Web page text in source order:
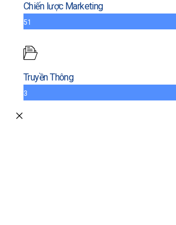
Chiến lược Marketing
51
Truyền Thông
3